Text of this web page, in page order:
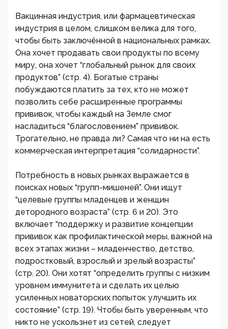
Вакцинная индустрия, или фармацевтическая
индустрия в целом, слишком велика для того,
чтобы быть заключённой в национальных рамках.
Она хочет продавать свои продукты по всему
миру, она хочет “глобальный рынок для своих
продуктов” (стр. 4). Богатые страны
побуждаются платить за тех, кто не может
позволить себе расширенные программы
прививок, чтобы каждый на Земле смог
насладиться “благословением” прививок.
Трогательно, не правда ли? Самая что ни на есть
коммерческая интерпретация “солидарности”.
Потребность в новых рынках выражается в
поисках новых “групп-мишеней”. Они ищут
“целевые группы младенцев и женщин
детородного возраста” (стр. 6 и 20). Это
включает “поддержку и развитие концепции
прививок как профилактической меры, важной на
всех этапах жизни – младенчество, детство,
подростковый, взрослый и зрелый возрасты”
(стр. 20). Они хотят “определить группы с низким
уровнем иммунитета и сделать их целью
усиленных новаторских попыток улучшить их
состояние” (стр. 19). Чтобы быть уверенным, что
никто не ускользнет из сетей, следует